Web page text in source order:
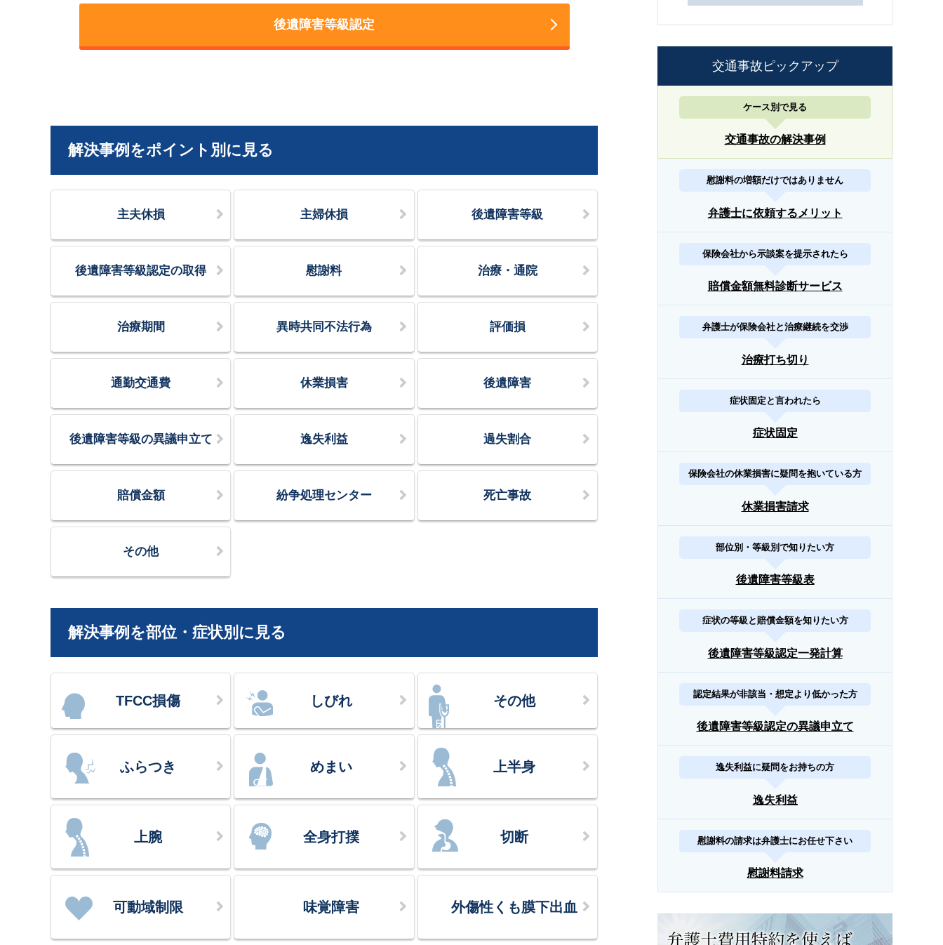
後遺障害等級認定
解決事例をポイント別に見る
主夫休損 主婦休損 後遺障害等級
後遺障害等級認定の取得 慰謝料 治療・通院
治療期間 異時共同不法行為 評価損
通勤交通費 休業損害 後遺障害
後遺障害等級の異議申立て 逸失利益 過失割合
賠償金額 紛争処理センター 死亡事故
その他
解決事例を部位・症状別に見る
TFCC損傷 しびれ その他
ふらつき めまい 上半身
上腕 全身打撲 切断
可動域制限 味覚障害 外傷性くも膜下出血
交通事故ピックアップ
ケース別で見る
交通事故の解決事例
慰謝料の増額だけではありません
弁護士に依頼するメリット
保険会社から示談案を提示されたら
賠償金額無料診断サービス
弁護士が保険会社と治療継続を交渉
治療打ち切り
症状固定と言われたら
症状固定
保険会社の休業損害に疑問を抱いている方
休業損害請求
部位別・等級別で知りたい方
後遺障害等級表
症状の等級と賠償金額を知りたい方
後遺障害等級認定一発計算
認定結果が非該当・想定より低かった方
後遺障害等級認定の異議申立て
逸失利益に疑問をお持ちの方
逸失利益
慰謝料の請求は弁護士にお任せ下さい
慰謝料請求